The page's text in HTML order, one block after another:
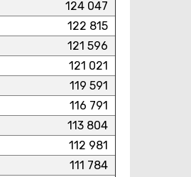
124 047
122 815
121 596
121 021
119 591
116 791
113 804
112 981
111 784